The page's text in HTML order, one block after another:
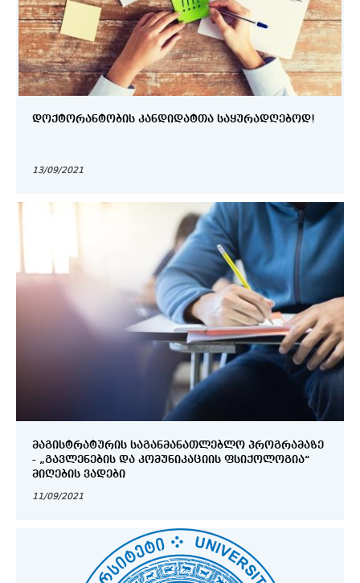
ᲓᲝᲥᲢᲝᲠᲐᲜᲢᲝᲑᲘᲡ ᲙᲐᲜᲓᲘᲓᲐᲢᲗᲐ ᲡᲐᲧᲣᲠᲐᲓᲦᲔᲑᲝᲓ!
13/09/2021
ᲛᲐᲒᲘᲡᲢᲠᲐᲢᲣᲠᲘᲡ ᲡᲐᲒᲐᲜᲛᲐᲜᲐᲗᲚᲔᲑᲚᲝ ᲞᲠᲝᲒᲠᲐᲛᲐᲖᲔ
- „ᲒᲐᲕᲚᲔᲜᲔᲑᲘᲡ ᲓᲐ ᲙᲝᲛᲣᲜᲘᲙᲐᲪᲘᲘᲡ ᲤᲡᲘᲥᲝᲚᲝᲒᲘᲐ“
ᲛᲘᲦᲔᲑᲘᲡ ᲕᲐᲓᲔᲑᲘ
11/09/2021